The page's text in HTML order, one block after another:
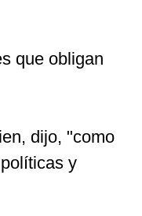
que obligan
dijo, "como
y